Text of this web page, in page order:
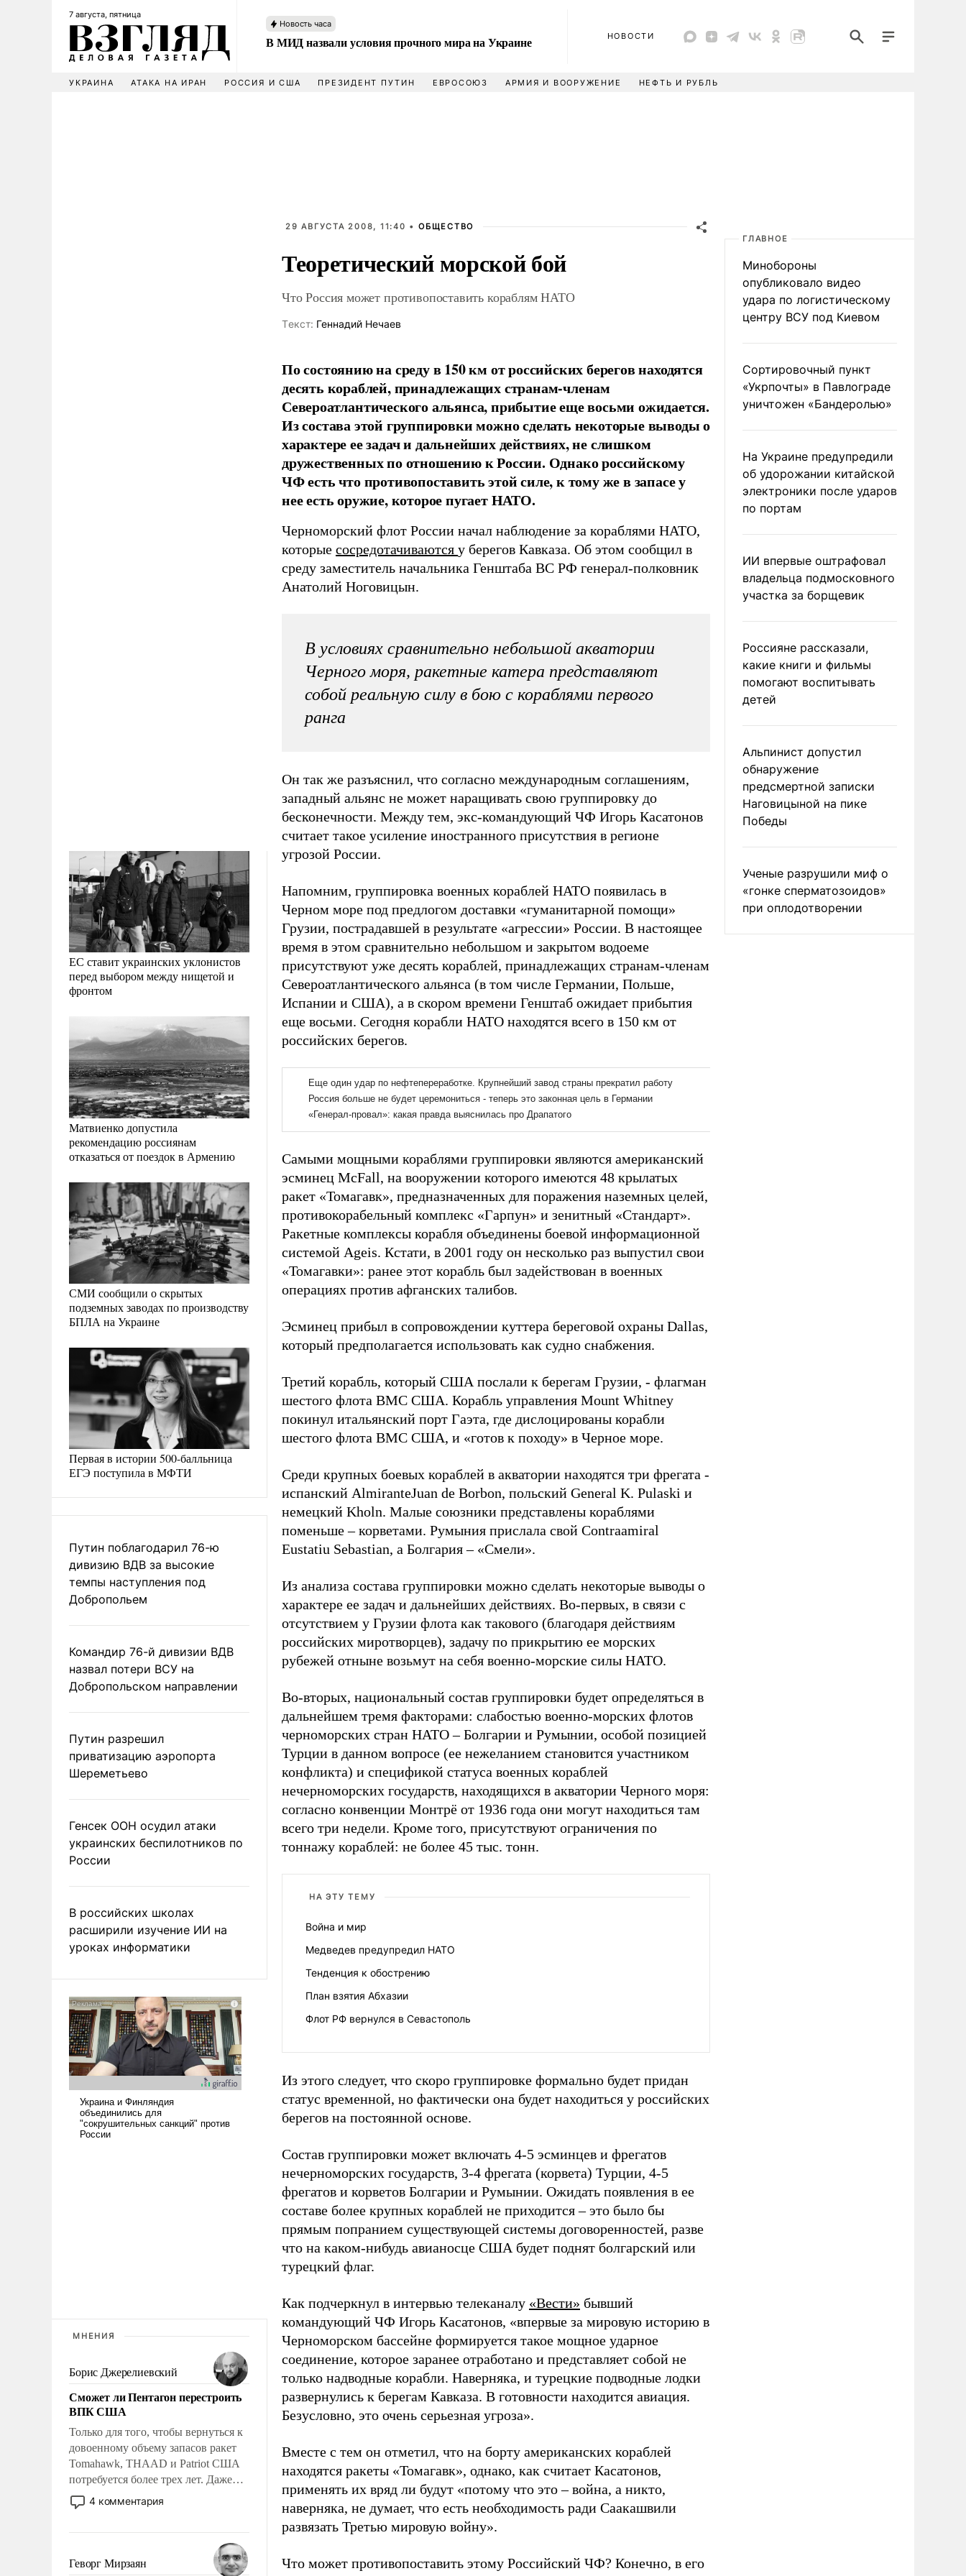
7 августа, пятница
Новость часа
В МИД назвали условия прочного мира на Украине НОВОСТИ
УКРАИНА АТАКА НА ИРАН РОССИЯ И США ПРЕЗИДЕНТ ПУТИН ЕВРОСОЮЗ АРМИЯ И ВООРУЖЕНИЕ НЕФТЬ И РУБЛЬ
ЕС ставит украинских уклонистов
перед выбором между нищетой и
фронтом
Матвиенко допустила
рекомендацию россиянам
отказаться от поездок в Армению
СМИ сообщили о скрытых
подземных заводах по производству
БПЛА на Украине
Первая в истории 500-балльница
ЕГЭ поступила в МФТИ
Путин поблагодарил 76-ю
дивизию ВДВ за высокие
темпы наступления под
Добропольем
Командир 76-й дивизии ВДВ
назвал потери ВСУ на
Добропольском направлении
Путин разрешил
приватизацию аэропорта
Шереметьево
Генсек ООН осудил атаки
украинских беспилотников по
России
В российских школах
расширили изучение ИИ на
уроках информатики
МНЕНИЯ
Борис Джерелиевский
Сможет ли Пентагон перестроить
ВПК США
Только для того, чтобы вернуться к
довоенному объему запасов ракет
Tomahawk, THAAD и Patriot США
потребуется более трех лет. Даже
небольшая война с Ираном
опустошила американские
уязвимости США, например, перед
4 комментария
Геворг Мирзаян
29 АВГУСТА 2008, 11:40 • ОБЩЕСТВО
Теоретический морской бой
Что Россия может противопоставить кораблям НАТО
Tекст: Геннадий Нечаев
По состоянию на среду в 150 км от российских берегов находятся
десять кораблей, принадлежащих странам-членам
Североатлантического альянса, прибытие еще восьми ожидается.
Из состава этой группировки можно сделать некоторые выводы о
характере ее задач и дальнейших действиях, не слишком
дружественных по отношению к России. Однако российскому
ЧФ есть что противопоставить этой силе, к тому же в запасе у
нее есть оружие, которое пугает НАТО.
Черноморский флот России начал наблюдение за кораблями НАТО,
которые сосредотачиваются у берегов Кавказа. Об этом сообщил в
среду заместитель начальника Генштаба ВС РФ генерал-полковник
Анатолий Ноговицын.
В условиях сравнительно небольшой акватории
Черного моря, ракетные катера представляют
собой реальную силу в бою с кораблями первого
ранга
Он так же разъяснил, что согласно международным соглашениям,
западный альянс не может наращивать свою группировку до
бесконечности. Между тем, экс-командующий ЧФ Игорь Касатонов
считает такое усиление иностранного присутствия в регионе
угрозой России.
Напомним, группировка военных кораблей НАТО появилась в
Черном море под предлогом доставки «гуманитарной помощи»
Грузии, пострадавшей в результате «агрессии» России. В настоящее
время в этом сравнительно небольшом и закрытом водоеме
присутствуют уже десять кораблей, принадлежащих странам-членам
Североатлантического альянса (в том числе Германии, Польше,
Испании и США), а в скором времени Генштаб ожидает прибытия
еще восьми. Сегодня корабли НАТО находятся всего в 150 км от
российских берегов.
Самыми мощными кораблями группировки являются американский
эсминец McFall, на вооружении которого имеются 48 крылатых
ракет «Томагавк», предназначенных для поражения наземных целей,
противокорабельный комплекс «Гарпун» и зенитный «Стандарт».
Ракетные комплексы корабля объединены боевой информационной
системой Ageis. Кстати, в 2001 году он несколько раз выпустил свои
«Томагавки»: ранее этот корабль был задействован в военных
операциях против афганских талибов.
Эсминец прибыл в сопровождении куттера береговой охраны Dallas,
который предполагается использовать как судно снабжения.
Третий корабль, который США послали к берегам Грузии, - флагман
шестого флота ВМС США. Корабль управления Mount Whitney
покинул итальянский порт Гаэта, где дислоцированы корабли
шестого флота ВМС США, и «готов к походу» в Черное море.
Среди крупных боевых кораблей в акватории находятся три фрегата -
испанский AlmiranteJuan de Borbon, польский General K. Pulaski и
немецкий Kholn. Малые союзники представлены кораблями
поменьше – корветами. Румыния прислала свой Contraamiral
Eustatiu Sebastian, а Болгария – «Смели».
Из анализа состава группировки можно сделать некоторые выводы о
характере ее задач и дальнейших действиях. Во-первых, в связи с
отсутствием у Грузии флота как такового (благодаря действиям
российских миротворцев), задачу по прикрытию ее морских
рубежей отныне возьмут на себя военно-морские силы НАТО.
Во-вторых, национальный состав группировки будет определяться в
дальнейшем тремя факторами: слабостью военно-морских флотов
черноморских стран НАТО – Болгарии и Румынии, особой позицией
Турции в данном вопросе (ее нежеланием становится участником
конфликта) и спецификой статуса военных кораблей
нечерноморских государств, находящихся в акватории Черного моря:
согласно конвенции Монтрё от 1936 года они могут находиться там
всего три недели. Кроме того, присутствуют ограничения по
тоннажу кораблей: не более 45 тыс. тонн.
НА ЭТУ ТЕМУ
Война и мир
Медведев предупредил НАТО
Тенденция к обострению
План взятия Абхазии
Флот РФ вернулся в Севастополь
Из этого следует, что скоро группировке формально будет придан
статус временной, но фактически она будет находиться у российских
берегов на постоянной основе.
Состав группировки может включать 4-5 эсминцев и фрегатов
нечерноморских государств, 3-4 фрегата (корвета) Турции, 4-5
фрегатов и корветов Болгарии и Румынии. Ожидать появления в ее
составе более крупных кораблей не приходится – это было бы
прямым попранием существующей системы договоренностей, разве
что на каком-нибудь авианосце США будет поднят болгарский или
турецкий флаг.
Как подчеркнул в интервью телеканалу «Вести» бывший
командующий ЧФ Игорь Касатонов, «впервые за мировую историю в
Черноморском бассейне формируется такое мощное ударное
соединение, которое заранее отработано и представляет собой не
только надводные корабли. Наверняка, и турецкие подводные лодки
развернулись к берегам Кавказа. В готовности находится авиация.
Безусловно, это очень серьезная угроза».
Вместе с тем он отметил, что на борту американских кораблей
находятся ракеты «Томагавк», однако, как считает Касатонов,
применять их вряд ли будут «потому что это – война, а никто,
наверняка, не думает, что есть необходимость ради Саакашвили
развязать Третью мировую войну».
Что может противопоставить этому Российский ЧФ? Конечно, в его
ГЛАВНОЕ
Минобороны
опубликовало видео
удара по логистическому
центру ВСУ под Киевом
Сортировочный пункт
«Укрпочты» в Павлограде
уничтожен «Бандеролью»
На Украине предупредили
об удорожании китайской
электроники после ударов
по портам
ИИ впервые оштрафовал
владельца подмосковного
участка за борщевик
Россияне рассказали,
какие книги и фильмы
помогают воспитывать
детей
Альпинист допустил
обнаружение
предсмертной записки
Наговицыной на пике
Победы
Ученые разрушили миф о
«гонке сперматозоидов»
при оплодотворении